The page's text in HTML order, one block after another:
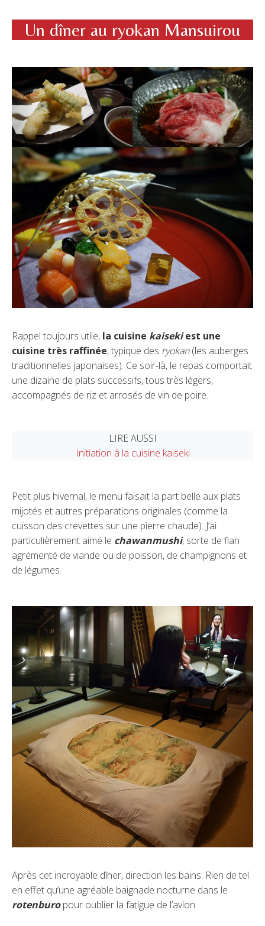
Un dîner au ryokan Mansuirou
Rappel toujours utile, la cuisine kaisekiest une
cuisine très raffinée, typique des ryokan(les auberges
traditionnelles japonaises). Ce soir-là, le repas comportait
une dizaine de plats successifs, tous très légers,
accompagnés de riz et arrosés de vin de poire.
LIRE AUSSI
Initiation à la cuisine kaiseki
Petit plus hivernal, le menu faisait la part belle aux plats
mijotés et autres préparations originales (comme la
cuisson des crevettes sur une pierre chaude). J’ai
particulièrement aimé le chawanmushi, sorte de flan
agrémenté de viande ou de poisson, de champignons et
de légumes.
Après cet incroyable dîner, direction les bains. Rien de tel
en effet qu’une agréable baignade nocturne dans le
rotenburopour oublier la fatigue de l’avion.